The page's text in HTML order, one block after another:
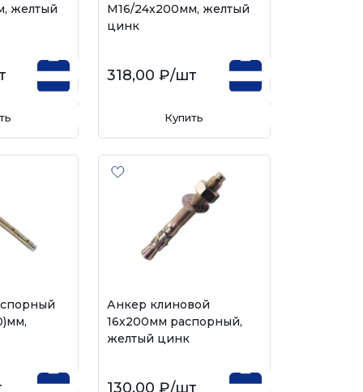
желтый
М16/24х200мм, желтый
цинк
318,00 ₽/шт
Купить
Анкер клиновой
16х200мм распорный,
желтый цинк
130,00 ₽/шт